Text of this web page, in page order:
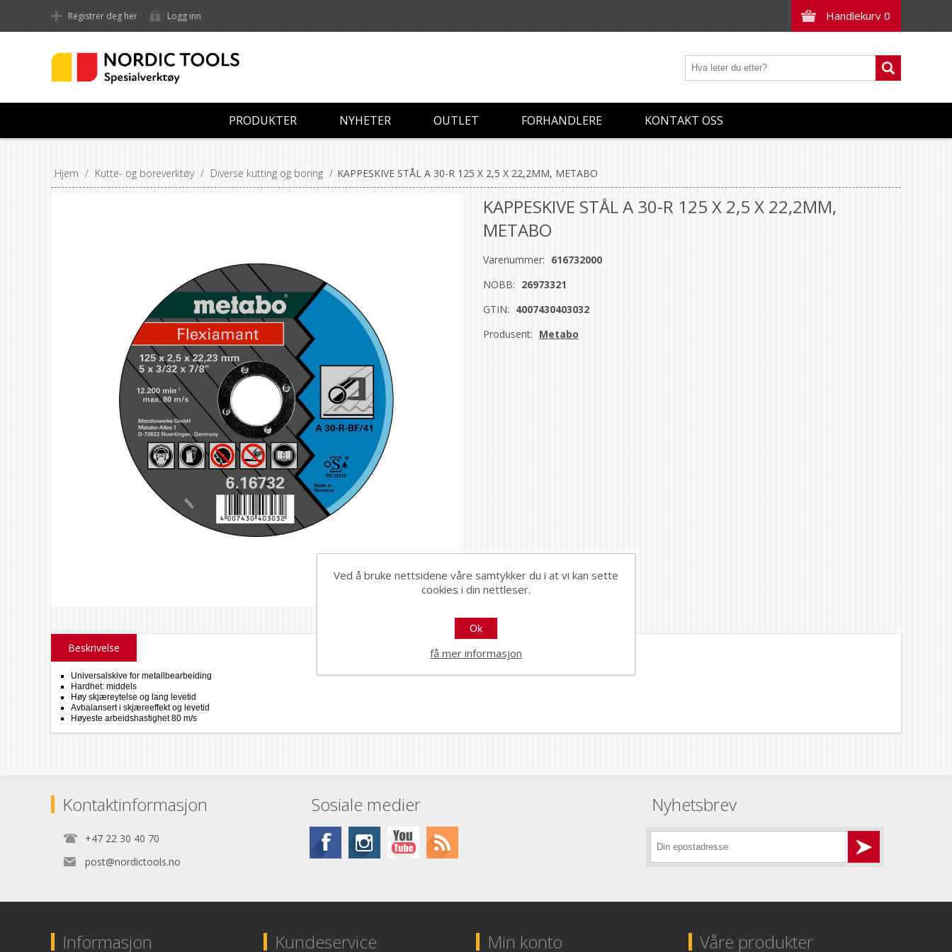
Handlekurv 0
Registrer deg her Logg inn
PRODUKTER NYHETER OUTLET FORHANDLERE KONTAKT OSS
Hjem / Kutte- og boreverktøy / Diverse kutting og boring / KAPPESKIVE STÅL A 30-R 125 X 2,5 X 22,2MM, METABO
KAPPESKIVE STÅL A 30-R 125 X 2,5 X 22,2MM,
METABO
Varenummer: 616732000
NOBB: 26973321
GTIN: 4007430403032
Produsent: Metabo
Beskrivelse
Universalskive for metallbearbeiding
Hardhet: middels
Høy skjæreytelse og lang levetid
Avbalansert i skjæreeffekt og levetid
Høyeste arbeidshastighet 80 m/s
Kontaktinformasjon
+47 22 30 40 70
post@nordictools.no
Sosiale medier Nyhetsbrev
Informasjon Kundeservice Min konto Våre produkter
Ved å bruke nettsidene våre samtykker du i at vi kan sette
cookies i din nettleser.
Ok
få mer informasjon